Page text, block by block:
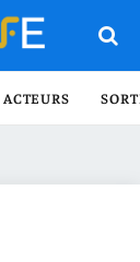
ACTEURS